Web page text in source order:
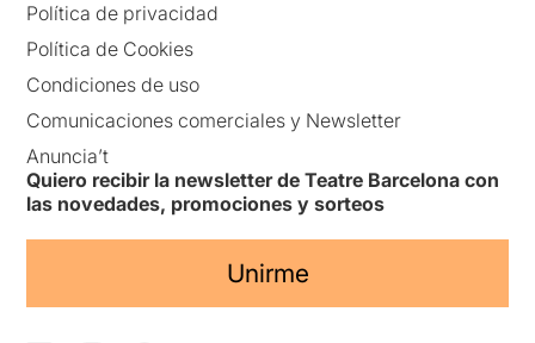
Política de privacidad
Política de Cookies
Condiciones de uso
Comunicaciones comerciales y Newsletter
Anuncia’t
Quiero recibir la newsletter de Teatre Barcelona con
las novedades, promociones y sorteos
Unirme